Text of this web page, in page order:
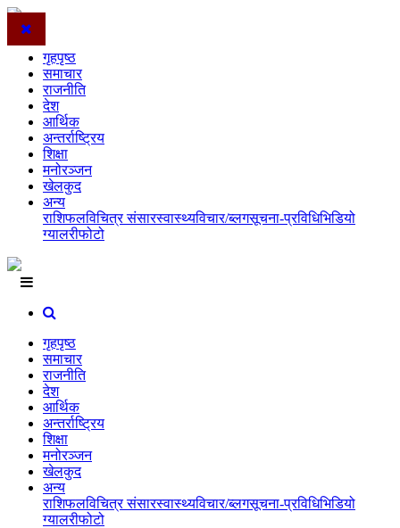
गृहपृष्ठ
समाचार
राजनीति
देश
आर्थिक
अन्तर्राष्ट्रिय
शिक्षा
मनोरञ्जन
खेलकुद
अन्य
राशिफलविचित्र संसारस्वास्थ्यविचार/ब्लगसूचना-प्रविधिभिडियो
ग्यालरीफोटो
गृहपृष्ठ
समाचार
राजनीति
देश
आर्थिक
अन्तर्राष्ट्रिय
शिक्षा
मनोरञ्जन
खेलकुद
अन्य
राशिफलविचित्र संसारस्वास्थ्यविचार/ब्लगसूचना-प्रविधिभिडियो
ग्यालरीफोटो